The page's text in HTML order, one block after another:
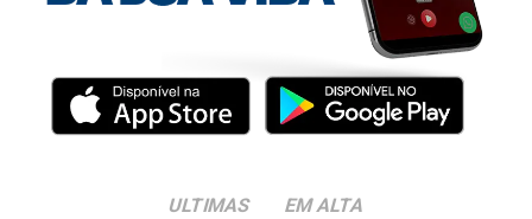
ULTIMAS EM ALTA